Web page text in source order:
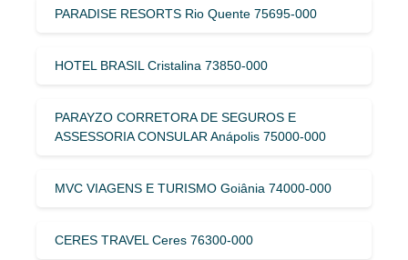
PARADISE RESORTS Rio Quente 75695-000
HOTEL BRASIL Cristalina 73850-000
PARAYZO CORRETORA DE SEGUROS E
ASSESSORIA CONSULAR Anápolis 75000-000
MVC VIAGENS E TURISMO Goiânia 74000-000
CERES TRAVEL Ceres 76300-000